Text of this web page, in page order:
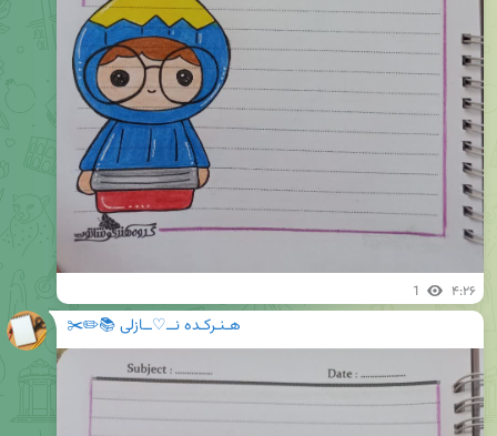
1 ۴:۲۶
هـنـرکـده نــ♡ــازلی 📚✏️✂️